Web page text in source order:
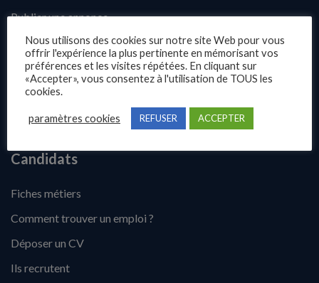
Publier une annonce
Offres d’emploi
Questions fréquentes
Blog
Contact
Candidats
Fiches métiers
Comment trouver un emploi ?
Déposer un CV
Ils recrutent
Nous utilisons des cookies sur notre site Web pour vous
offrir l'expérience la plus pertinente en mémorisant vos
préférences et les visites répétées. En cliquant sur
«Accepter», vous consentez à l'utilisation de TOUS les
cookies.
paramètres cookies REFUSER ACCEPTER